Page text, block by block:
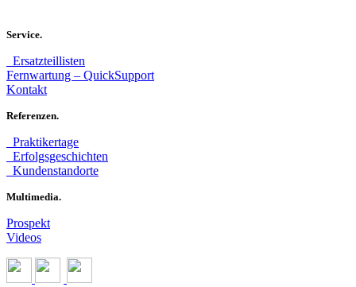
Service.
Ersatzteillisten
Fernwartung – QuickSupport
Kontakt
Referenzen.
Praktikertage
Erfolgsgeschichten
Kundenstandorte
Multimedia.
Prospekt
Videos